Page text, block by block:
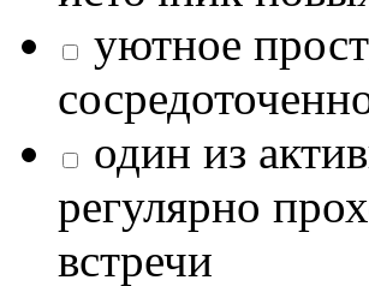
уютное
один из
регулярно
встречи